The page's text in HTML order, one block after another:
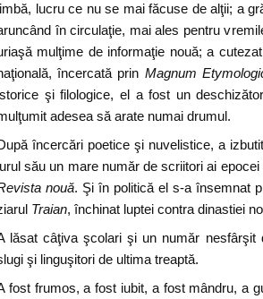
lucru ce nu se mai făcuse de alţii; a
în circulaţie, mai ales pentru
mulţime de informaţie nouă; a
încercată prin Magnum
şi filologice, el a fost un
adesea să arate numai drumul.
încercări poetice şi nuvelistice, a
său un mare număr de scriitori ai
nouă. Şi în politică el s-a însemnat
Traian, închinat luptei contra dinastiei
lăsat câţiva şcolari şi un număr nesfârşit
şi linguşitori de ultima treaptă.
fost frumos, a fost iubit, a fost mândru, a